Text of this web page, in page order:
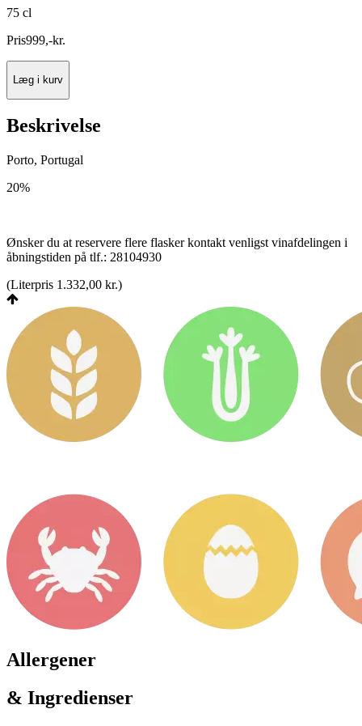
75 cl
Pris999,-kr.
Læg i kurv
Beskrivelse
Porto, Portugal
20%
Ønsker du at reservere flere flasker kontakt venligst vinafdelingen i
åbningstiden på tlf.: 28104930
(Literpris 1.332,00 kr.)
Allergener
& Ingredienser